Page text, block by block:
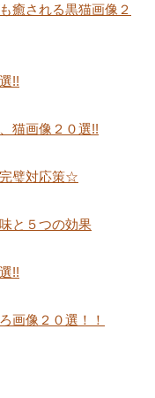
癒される黒猫画像２
!!
猫画像２０選!!
璧対応策☆
と５つの効果
!!
画像２０選！！